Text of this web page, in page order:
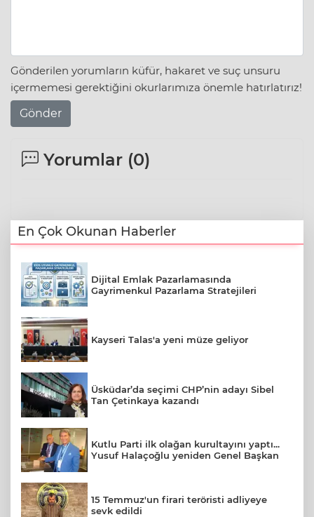
Gönderilen yorumların küfür, hakaret ve suç unsuru
içermemesi gerektiğini okurlarımıza önemle hatırlatırız!
Gönder
Yorumlar (0)
En Çok Okunan Haberler
Dijital Emlak Pazarlamasında
Gayrimenkul Pazarlama Stratejileri
Kayseri Talas'a yeni müze geliyor
Üsküdar’da seçimi CHP’nin adayı Sibel
Tan Çetinkaya kazandı
Kutlu Parti ilk olağan kurultayını yaptı...
Yusuf Halaçoğlu yeniden Genel Başkan
15 Temmuz'un firari teröristi adliyeye
sevk edildi